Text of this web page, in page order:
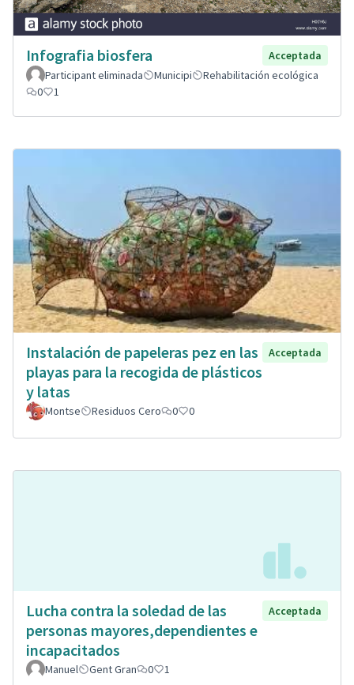
Infografia biosfera
Acceptada
Participant eliminada
Municipi
Rehabilitación ecológica
0
1
Instalación de papeleras pez en las
playas para la recogida de plásticos
y latas
Acceptada
Montse Residuos Cero 0 0
Lucha contra la soledad de las
personas mayores,dependientes e
incapacitados
Acceptada
Manuel Gent Gran 0 1